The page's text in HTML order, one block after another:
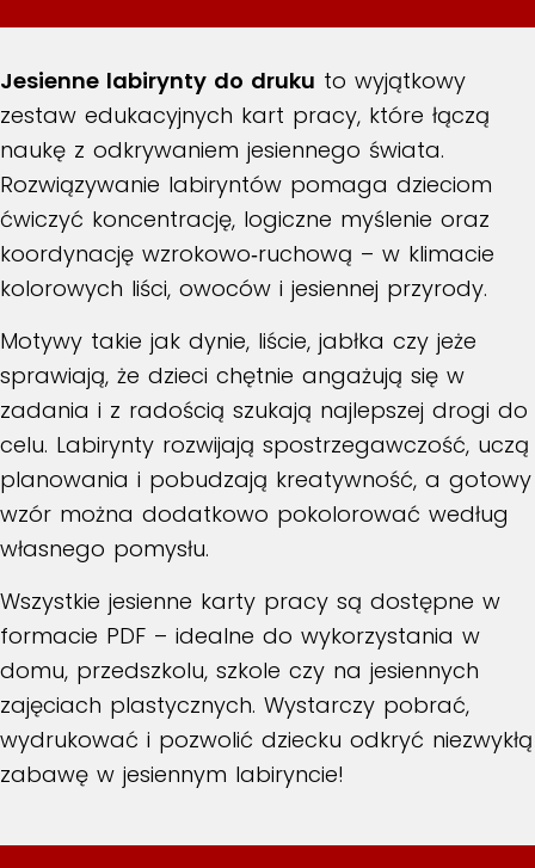
Jesienne labirynty do druku to wyjątkowy
zestaw edukacyjnych kart pracy, które łączą
naukę z odkrywaniem jesiennego świata.
Rozwiązywanie labiryntów pomaga dzieciom
ćwiczyć koncentrację, logiczne myślenie oraz
koordynację wzrokowo‑ruchową – w klimacie
kolorowych liści, owoców i jesiennej przyrody.
Motywy takie jak dynie, liście, jabłka czy jeże
sprawiają, że dzieci chętnie angażują się w
zadania i z radością szukają najlepszej drogi do
celu. Labirynty rozwijają spostrzegawczość, uczą
planowania i pobudzają kreatywność, a gotowy
wzór można dodatkowo pokolorować według
własnego pomysłu.
Wszystkie jesienne karty pracy są dostępne w
formacie PDF – idealne do wykorzystania w
domu, przedszkolu, szkole czy na jesiennych
zajęciach plastycznych. Wystarczy pobrać,
wydrukować i pozwolić dziecku odkryć niezwykłą
zabawę w jesiennym labiryncie!